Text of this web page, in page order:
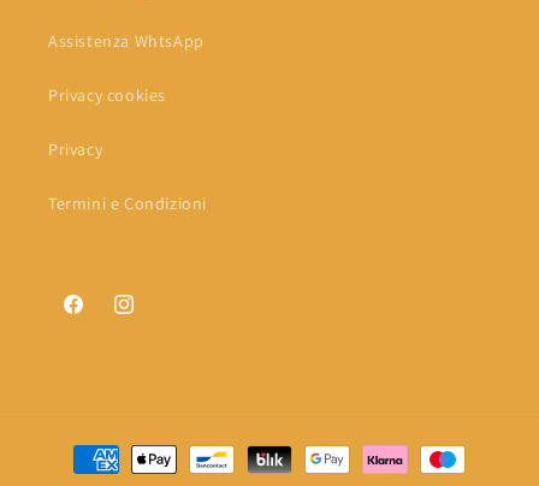
Assistenza WhtsApp
Privacy cookies
Privacy
Termini e Condizioni
FacebookInstagram
Metodi